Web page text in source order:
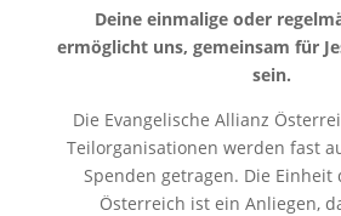
Deine einmalige oder
ermöglicht uns, gemeinsam für
sein.
Die Evangelische Allianz
Teilorganisationen werden fast
Spenden getragen. Die Einheit
Österreich ist ein Anliegen,